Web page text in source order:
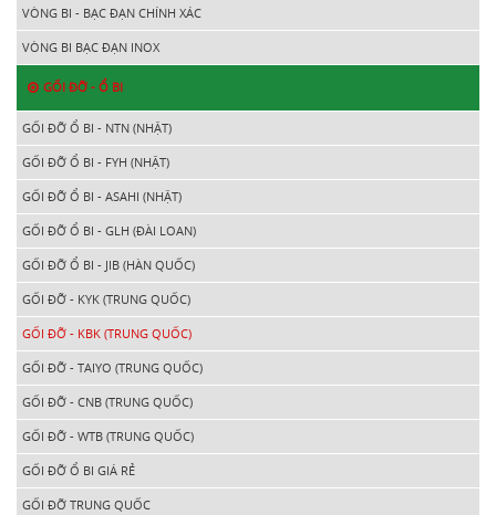
VÒNG BI - BẠC ĐẠN CHÍNH XÁC
VÒNG BI BẠC ĐẠN INOX
GỐI ĐỠ - Ổ BI
GỐI ĐỠ Ổ BI - NTN (NHẬT)
GỐI ĐỠ Ổ BI - FYH (NHẬT)
GỐI ĐỠ Ổ BI - ASAHI (NHẬT)
GỐI ĐỠ Ổ BI - GLH (ĐÀI LOAN)
GỐI ĐỠ Ổ BI - JIB (HÀN QUỐC)
GỐI ĐỠ - KYK (TRUNG QUỐC)
GỐI ĐỠ - KBK (TRUNG QUỐC)
GỐI ĐỠ - TAIYO (TRUNG QUỐC)
GỐI ĐỠ - CNB (TRUNG QUỐC)
GỐI ĐỠ - WTB (TRUNG QUỐC)
GỐI ĐỠ Ổ BI GIÁ RẺ
GỐI ĐỠ TRUNG QUỐC